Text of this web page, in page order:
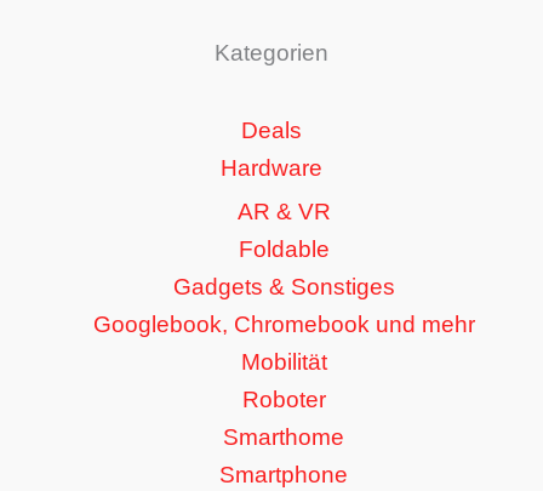
Kategorien
Deals
Hardware
AR & VR
Foldable
Gadgets & Sonstiges
Googlebook, Chromebook und mehr
Mobilität
Roboter
Smarthome
Smartphone